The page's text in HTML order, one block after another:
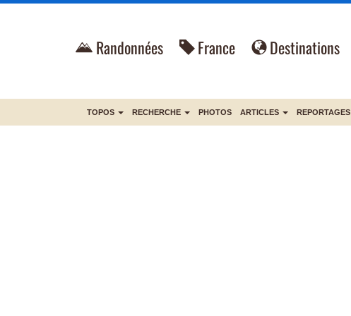
Randonnées France Destinations
TOPOS RECHERCHE PHOTOS ARTICLES REPORTAGES